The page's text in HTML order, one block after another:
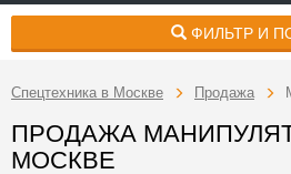
ФИЛЬТР И
Спецтехника в Москве Продажа
ПРОДАЖА
МОСКВЕ